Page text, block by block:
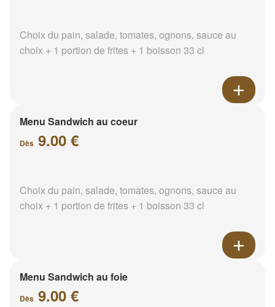
Choix du pain, salade, tomates, ognons, sauce au
choix + 1 portion de frites + 1 boisson 33 cl
Menu Sandwich au coeur
Dès 9.00 €
Choix du pain, salade, tomates, ognons, sauce au
choix + 1 portion de frites + 1 boisson 33 cl
Menu Sandwich au foie
Dès 9.00 €